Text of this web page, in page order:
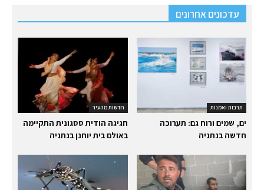
עדכונים אחרונים
חדשות מהעיר
חגיגה הודית ססגונית התקיימה
באולם בית יוחנן בנתניה
תרבות ואמנות
ים, שמים ורוח גם: תערוכה
חדשה בנתניה